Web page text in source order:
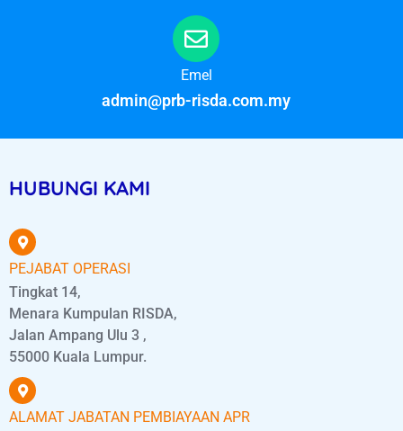
Emel
admin@prb-risda.com.my
HUBUNGI KAMI
PEJABAT OPERASI
Tingkat 14,
Menara Kumpulan RISDA,
Jalan Ampang Ulu 3 ,
55000 Kuala Lumpur.
ALAMAT JABATAN PEMBIAYAAN APR